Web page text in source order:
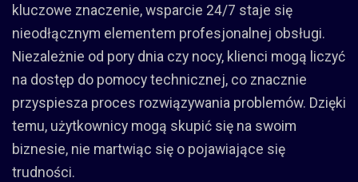
kluczowe znaczenie, wsparcie 24/7 staje się
nieodłącznym elementem profesjonalnej obsługi.
Niezależnie od pory dnia czy nocy, klienci mogą liczyć
na dostęp do pomocy technicznej, co znacznie
przyspiesza proces rozwiązywania problemów. Dzięki
temu, użytkownicy mogą skupić się na swoim
biznesie, nie martwiąc się o pojawiające się
trudności.